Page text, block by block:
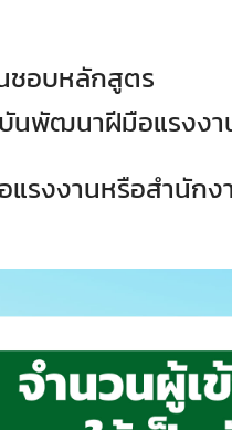
ชอบหลักสูตร
นพัฒนาฝีมือแรงงา
รงงานหรือสำนัก